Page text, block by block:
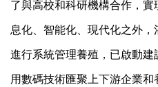
了與高校和科研機構合作，
息化、智能化、現代化之外
進行系統管理養殖，已啟動
用數碼技術匯聚上下游企業